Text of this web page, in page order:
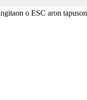
o ESC aron tapuson